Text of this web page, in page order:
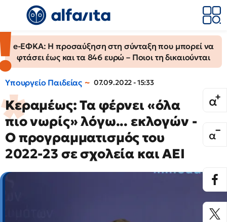
e-ΕΦΚΑ: Η προσαύξηση στη σύνταξη που μπορεί να
φτάσει έως και τα 846 ευρώ – Ποιοι τη δικαιούνται
Υπουργείο Παιδείας 07.09.2022 - 15:33
Κεραμέως: Τα φέρνει «όλα
πιο νωρίς» λόγω... εκλογών -
Ο προγραμματισμός του
2022-23 σε σχολεία και ΑΕΙ